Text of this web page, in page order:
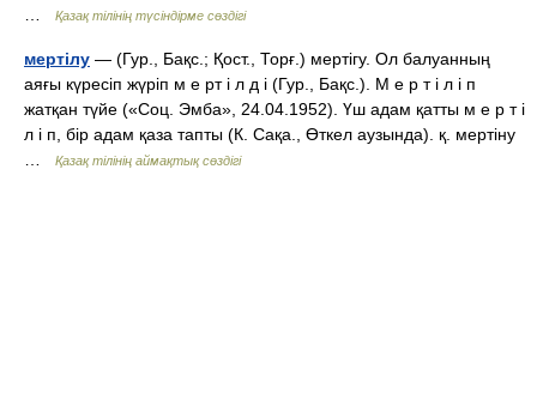
Қазақ тілінің түсіндірме сөздігі
мертілу — (Гур., Бақс.; Қост., Торғ.) мертігу. Ол балуанның
аяғы күресіп жүріп м е рт і л д і (Гур., Бақс.). М е р т і л і п
жатқан түйе («Соц. Эмба», 24.04.1952). Үш адам қатты м е р т і
л і п, бір адам қаза тапты (К. Сақа., Өткел аузында). қ. мертіну
Қазақ тілінің аймақтық сөздігі